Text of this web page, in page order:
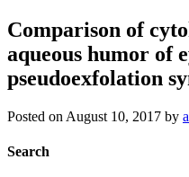
Comparison of
aqueous humor of
pseudoexfolation
Posted on August 10, 2017 by
Search